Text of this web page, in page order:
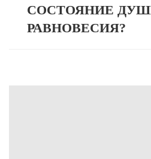
СОСТОЯНИЕ
РАВНОВЕСИЯ?